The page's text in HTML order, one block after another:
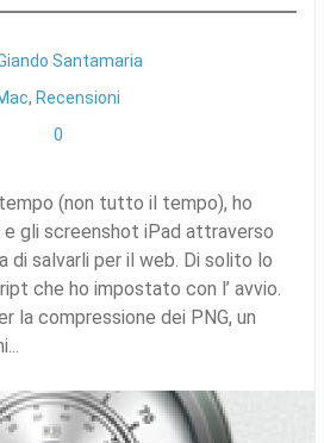
Santamaria
, Recensioni
0
(non tutto il tempo), ho
gli screenshot iPad attraverso
di salvarli per il web. Di solito lo
che ho impostato con l’ avvio.
la compressione dei PNG, un